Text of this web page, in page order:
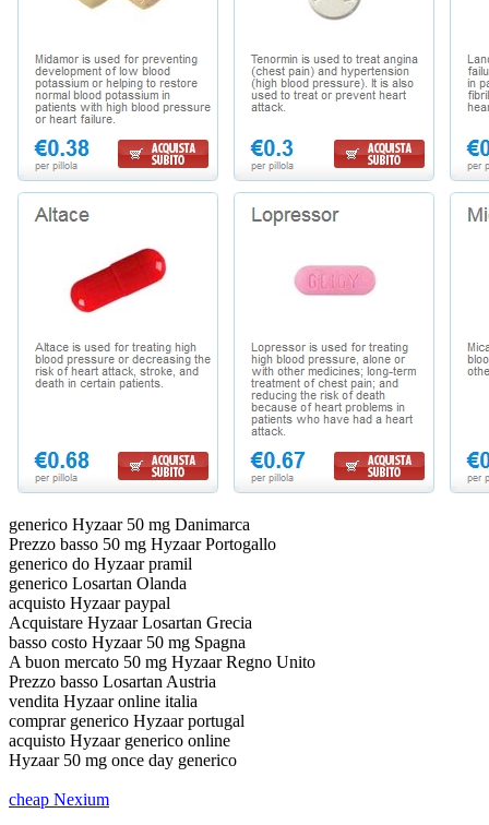
generico Hyzaar 50 mg Danimarca
Prezzo basso 50 mg Hyzaar Portogallo
generico do Hyzaar pramil
generico Losartan Olanda
acquisto Hyzaar paypal
Acquistare Hyzaar Losartan Grecia
basso costo Hyzaar 50 mg Spagna
A buon mercato 50 mg Hyzaar Regno Unito
Prezzo basso Losartan Austria
vendita Hyzaar online italia
comprar generico Hyzaar portugal
acquisto Hyzaar generico online
Hyzaar 50 mg once day generico
cheap Nexium